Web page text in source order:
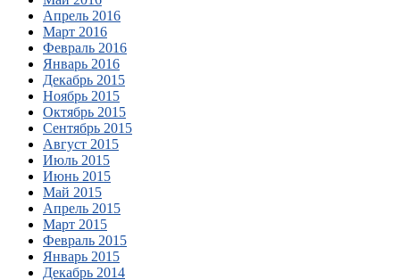
Апрель 2016
Март 2016
Февраль 2016
Январь 2016
Декабрь 2015
Ноябрь 2015
Октябрь 2015
Сентябрь 2015
Август 2015
Июль 2015
Июнь 2015
Май 2015
Апрель 2015
Март 2015
Февраль 2015
Январь 2015
Декабрь 2014